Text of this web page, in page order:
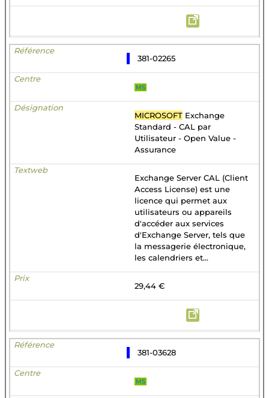
381-02265
MS
MICROSOFT Exchange
Standard - CAL par
Utilisateur - Open Value -
Assurance
Exchange Server CAL (Client
Access License) est une
licence qui permet aux
utilisateurs ou appareils
d'accéder aux services
d'Exchange Server, tels que
la messagerie électronique,
les calendriers et...
29,44 €
381-03628
MS